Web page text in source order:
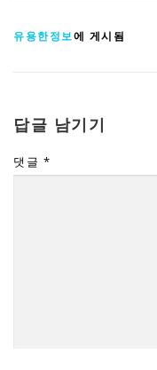
유용한정보에 게시됨
답글 남기기
댓글 *